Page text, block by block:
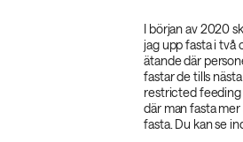
I början av 2020
jag upp fasta i två
ätande där
fastar de tills
restricted feeding
där man fasta
fasta. Du kan se